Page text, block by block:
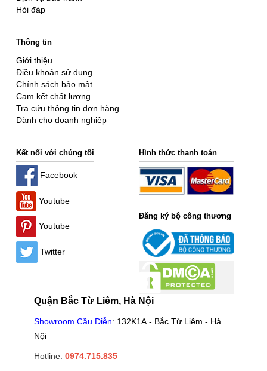
Hỏi đáp
Thông tin
Giới thiệu
Điều khoản sử dụng
Chính sách bảo mật
Cam kết chất lượng
Tra cứu thông tin đơn hàng
Dành cho doanh nghiệp
Kết nối với chúng tôi
Facebook
Youtube
Youtube
Twitter
Hình thức thanh toán
Đăng ký bộ công thương
Quận Bắc Từ Liêm, Hà Nội
Showroom Cầu Diễn: 132K1A - Bắc Từ Liêm - Hà
Nội
Hotline: 0974.715.835